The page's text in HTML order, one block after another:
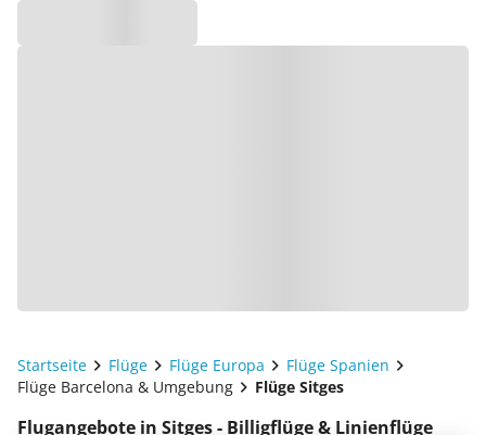
Startseite Flüge Flüge Europa
Flüge Spanien
Flüge Barcelona & Umgebung
Flüge Sitges
Flugangebote in Sitges - Billigflüge & Linienflüge